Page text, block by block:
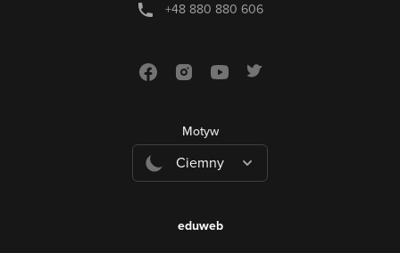
+48 880 880 606
Motyw
Ciemny
eduweb